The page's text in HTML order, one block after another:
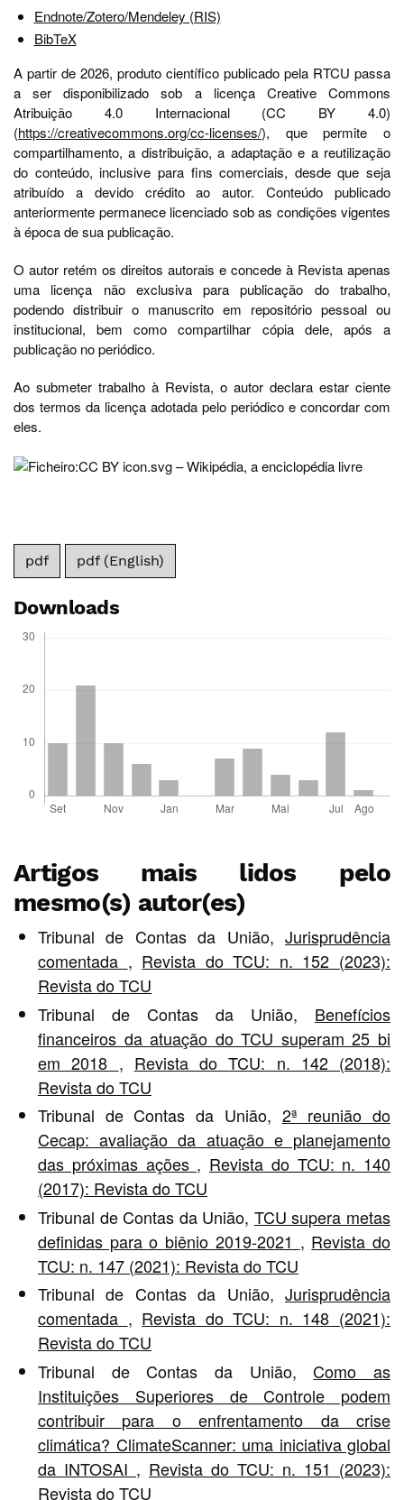
Endnote/Zotero/Mendeley (RIS)
BibTeX
A partir de 2026, produto científico publicado pela RTCU passa
a ser disponibilizado sob a licença Creative Commons
Atribuição 4.0 Internacional (CC BY 4.0)
(https://creativecommons.org/cc-licenses/), que permite o
compartilhamento, a distribuição, a adaptação e a reutilização
do conteúdo, inclusive para fins comerciais, desde que seja
atribuído a devido crédito ao autor. Conteúdo publicado
anteriormente permanece licenciado sob as condições vigentes
à época de sua publicação.
O autor retém os direitos autorais e concede à Revista apenas
uma licença não exclusiva para publicação do trabalho,
podendo distribuir o manuscrito em repositório pessoal ou
institucional, bem como compartilhar cópia dele, após a
publicação no periódico.
Ao submeter trabalho à Revista, o autor declara estar ciente
dos termos da licença adotada pelo periódico e concordar com
eles.
pdf pdf (English)
Downloads
Artigos mais lidos pelo
mesmo(s) autor(es)
Tribunal de Contas da União, Jurisprudência
comentada , Revista do TCU: n. 152 (2023):
Revista do TCU
Tribunal de Contas da União, Benefícios
financeiros da atuação do TCU superam 25 bi
em 2018 , Revista do TCU: n. 142 (2018):
Revista do TCU
Tribunal de Contas da União, 2ª reunião do
Cecap: avaliação da atuação e planejamento
das próximas ações , Revista do TCU: n. 140
(2017): Revista do TCU
Tribunal de Contas da União, TCU supera metas
definidas para o biênio 2019-2021 , Revista do
TCU: n. 147 (2021): Revista do TCU
Tribunal de Contas da União, Jurisprudência
comentada , Revista do TCU: n. 148 (2021):
Revista do TCU
Tribunal de Contas da União,Como as
Instituições Superiores de Controle podem
contribuir para o enfrentamento da crise
climática? ClimateScanner: uma iniciativa global
da INTOSAI , Revista do TCU: n. 151 (2023):
Revista do TCU